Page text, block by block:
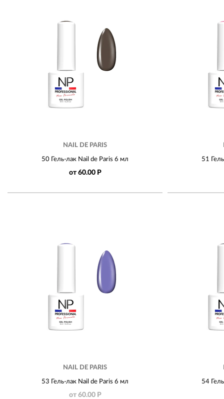
NAIL DE PARIS
50 Гель-лак Nail de Paris 6 мл
от 60.00 Р
51
NAIL DE PARIS
53 Гель-лак Nail de Paris 6 мл
от 60.00 Р
54